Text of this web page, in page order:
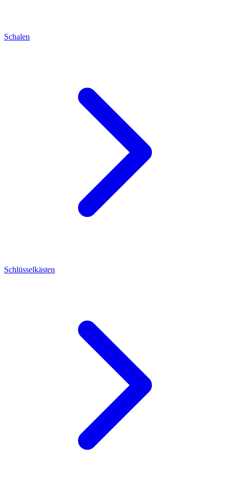
Schalen
Schlüsselkästen